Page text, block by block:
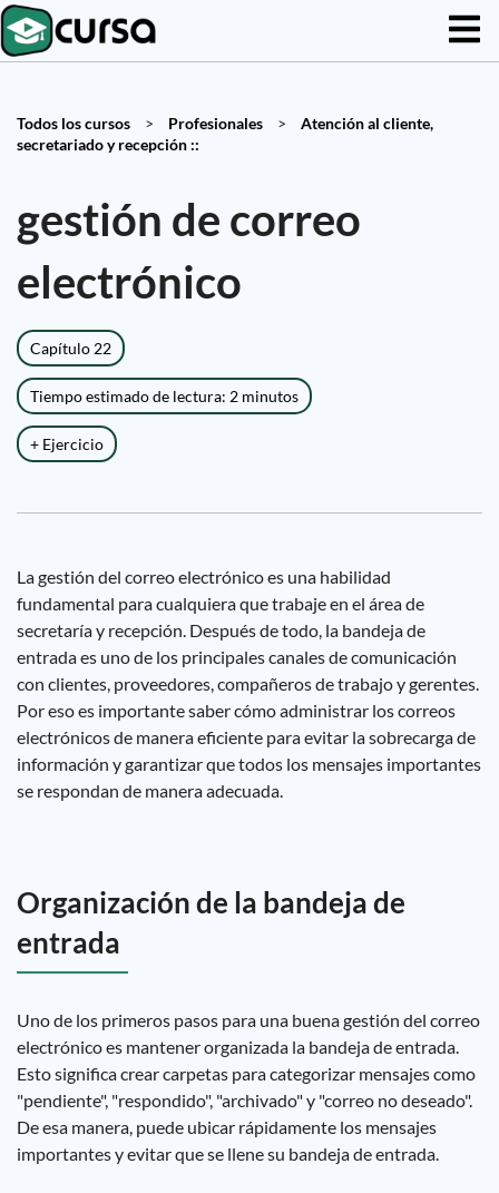
Todos los cursos > Profesionales >
Atención al cliente,
secretariado y recepción ::
gestión de correo
electrónico
Capítulo 22
Tiempo estimado de lectura: 2 minutos
+ Ejercicio
La gestión del correo electrónico es una habilidad
fundamental para cualquiera que trabaje en el área de
secretaría y recepción. Después de todo, la bandeja de
entrada es uno de los principales canales de comunicación
con clientes, proveedores, compañeros de trabajo y gerentes.
Por eso es importante saber cómo administrar los correos
electrónicos de manera eficiente para evitar la sobrecarga de
información y garantizar que todos los mensajes importantes
se respondan de manera adecuada.
Organización de la bandeja de
entrada
Uno de los primeros pasos para una buena gestión del correo
electrónico es mantener organizada la bandeja de entrada.
Esto significa crear carpetas para categorizar mensajes como
"pendiente", "respondido", "archivado" y "correo no deseado".
De esa manera, puede ubicar rápidamente los mensajes
importantes y evitar que se llene su bandeja de entrada.